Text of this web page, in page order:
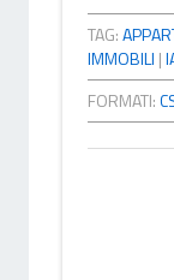
TAG:
IMMOBILI |
FORMATI: